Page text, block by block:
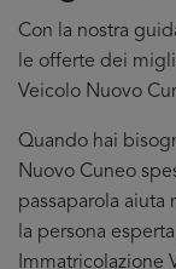
Con la nostra
le offerte dei
Veicolo Nuovo
Quando hai
Nuovo Cuneo
passaparola aiuta
la persona
Immatricolazione